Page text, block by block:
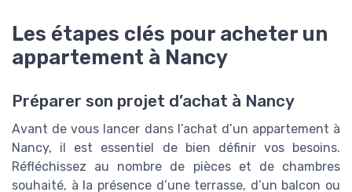
Les étapes clés pour acheter un
appartement à Nancy
Préparer son projet d’achat à Nancy
Avant de vous lancer dans l’achat d’un appartement à
Nancy, il est essentiel de bien définir vos besoins.
Réfléchissez au nombre de pièces et de chambres
souhaité, à la présence d’une terrasse, d’un balcon ou